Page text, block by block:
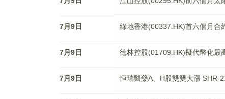
7月9日 綠地香港(00337.HK)首六個月合
7月9日 德林控股(01709.HK)擬代幣化最
7月9日 恒瑞醫藥A、H股雙雙大漲 SHR-